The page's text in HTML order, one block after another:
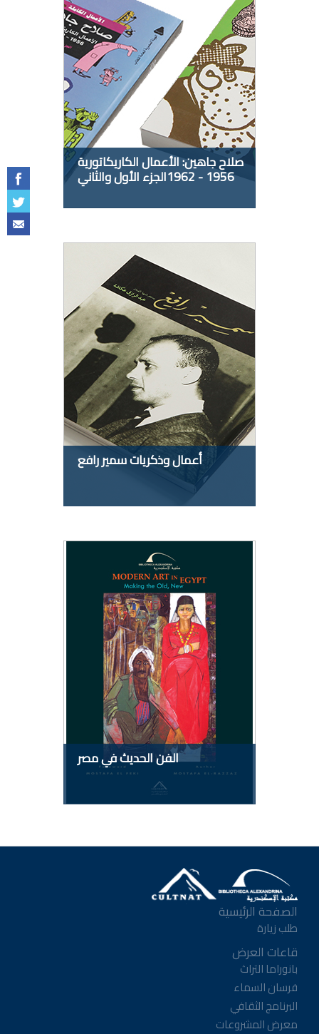
صلاح جاهين: الأعمال الكاريكاتورية
1956 - 1962الجزء الأول والثاني
أعمال وذكريات سمير رافع
الفن الحديث في مصر
الصفحة الرئيسية
طلب زيارة
قاعات العرض
بانوراما التراث
فرسان السماء
البرنامج الثقافي
معرض المشروعات